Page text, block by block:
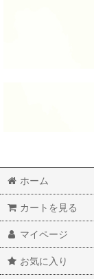
ホーム
カートを見る
マイページ
お気に入り